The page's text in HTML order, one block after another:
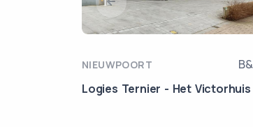
NIEUWPOORT
Logies Ternier - Het Victorhuis